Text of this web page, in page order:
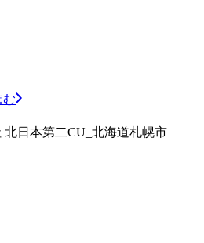
む
日本第二CU_北海道札幌市